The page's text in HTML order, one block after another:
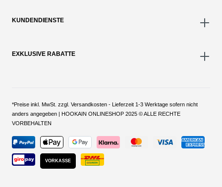
KUNDENDIENSTE
EXKLUSIVE RABATTE
*Preise inkl. MwSt. zzgl. Versandkosten - Lieferzeit 1-3 Werktage sofern nicht
anders angegeben | HOOKAIN ONLINESHOP 2025 © ALLE RECHTE
VORBEHALTEN
VORKASSE